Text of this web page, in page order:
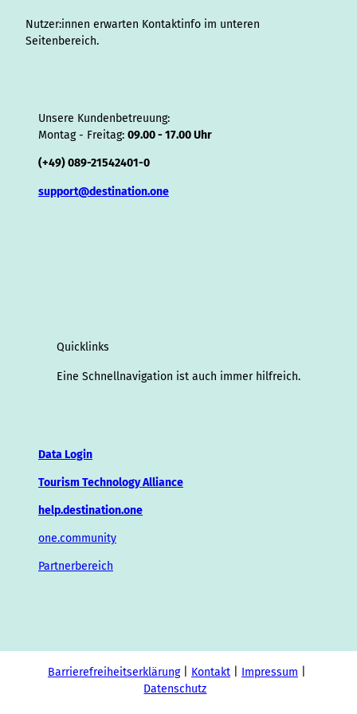
Nutzer:innen erwarten Kontaktinfo im unteren
Seitenbereich.
Unsere Kundenbetreuung:
Montag - Freitag: 09.00 - 17.00 Uhr
(+49) 089-21542401-0
support@destination.one
Quicklinks
Eine Schnellnavigation ist auch immer hilfreich.
Data Login
Tourism Technology Alliance
help.destination.one
one.community
Partnerbereich
Barrierefreiheitserklärung Kontakt
Impressum
Datenschutz